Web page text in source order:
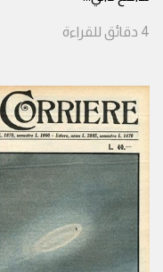
4 دقائق للقراءة